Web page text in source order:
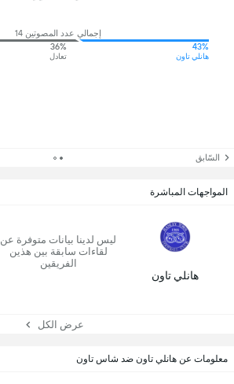
إجمالي عدد المصوتين 14
43%
هانلي تاون
36%
تعادل
السّابق
المواجهات المباشرة
هانلي تاون
ليس لدينا بيانات متوفرة عن
لقاءات سابقة بين هذين
الفريقين
عرض الكل
معلومات عن هانلي تاون ضد شاس تاون